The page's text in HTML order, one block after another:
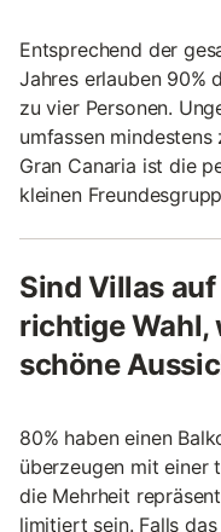
Entsprechend der
Jahres erlauben 90%
zu vier Personen.
umfassen
Gran Canaria ist die
kleinen
Sind Villas
richtige Wahl,
schöne
80% haben einen
überzeugen mit einer
die Mehrheit
limitiert sein. Falls